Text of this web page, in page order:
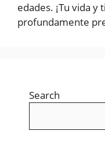
edades. ¡Tu vida
profundamente
Search